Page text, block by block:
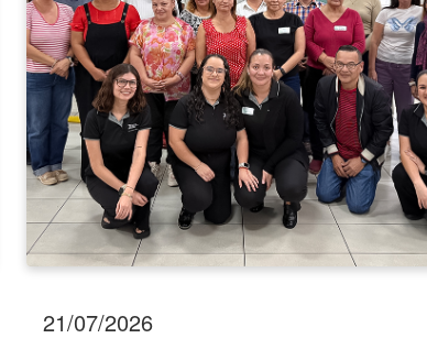
para
poblaciones
objetivo.
21/07/2026